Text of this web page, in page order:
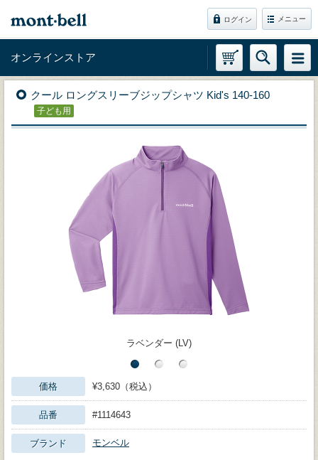
ログイン メニュー
オンラインストア
クール ロングスリーブジップシャツ Kid's 140-160
子ども用
ラベンダー (LV)
価格 ¥3,630（税込）
品番 #1114643
ブランド モンベル